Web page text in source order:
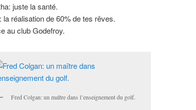
juste la santé.
réalisation de 60% de tes rêves.
au club Godefroy.
Fred Colgan: un maître dans l’enseignement du golf.